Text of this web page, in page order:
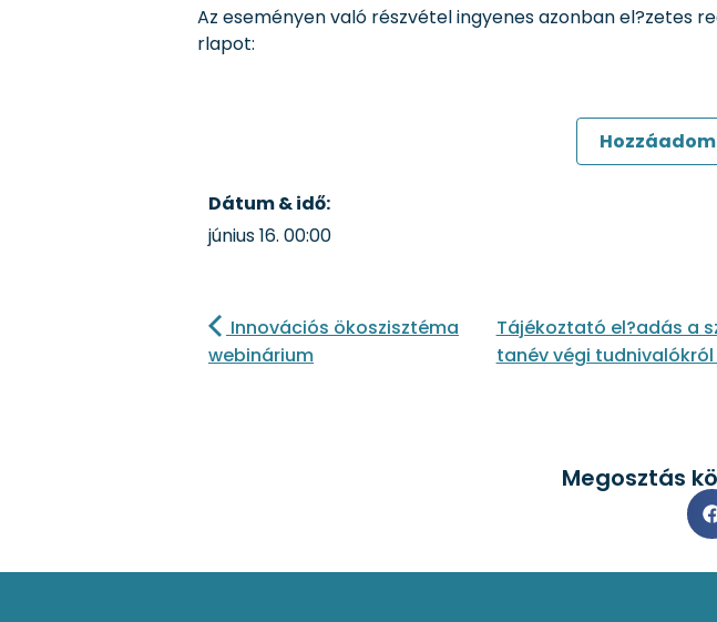
Az eseményen való részvétel ingyenes azonban el?zetes
rlapot:
Dátum & idő:
június 16. 00:00
Innovációs ökoszisztéma
webinárium
Tájékoztató el?adás a
tanév végi tudnivalókról
Megosztás